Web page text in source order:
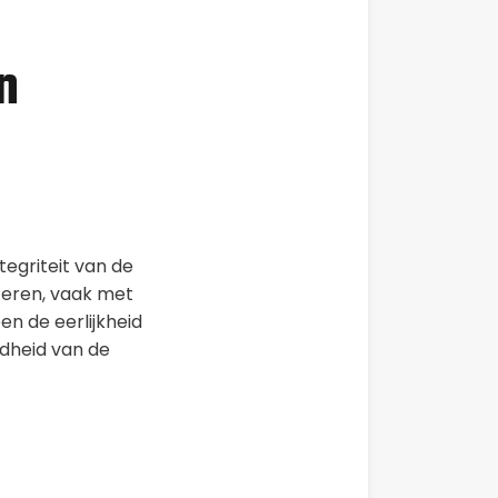
van de
vaak met
de eerlijkheid
van de